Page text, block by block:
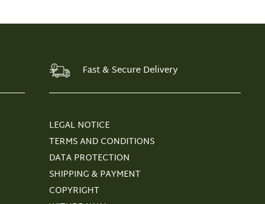
Fast & Secure Delivery
LEGAL NOTICE
TERMS AND CONDITIONS
DATA PROTECTION
SHIPPING & PAYMENT
COPYRIGHT